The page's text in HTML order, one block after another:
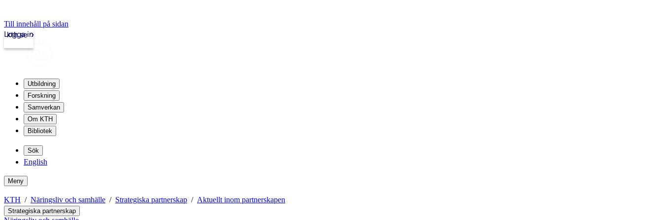
Till innehåll på sidan
kth.se
Logga in
Utbildning
Forskning
Samverkan
Om KTH
Bibliotek
Sök
English
Meny
KTH Näringsliv och samhälle Strategiska partnerskap Aktuellt inom partnerskapen
Strategiska partnerskap